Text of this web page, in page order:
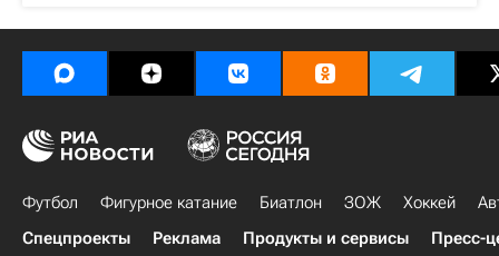
Футбол Фигурное катание Биатлон ЗОЖ Хоккей
Спецпроекты
Реклама Продукты и сервисы Пресс-